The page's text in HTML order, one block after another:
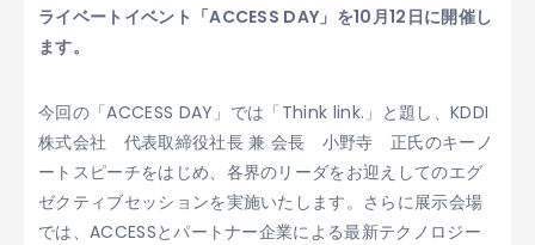
ライベートイベント「ACCESS DAY」を10月12日に開催し
ます。
今回の「ACCESS DAY」では「Think link.」と題し、KDDI
株式会社 代表取締役社長 兼 会長 小野寺 正氏のキーノ
ートスピーチをはじめ、各界のリーダをお迎えしてのエグ
ゼクティブセッションを実施いたします。さらに展示会場
では、ACCESSとパートナー企業による最新テクノロジー